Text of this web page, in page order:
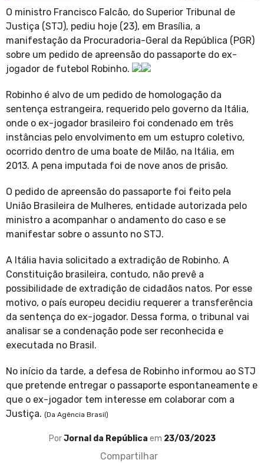
O ministro Francisco Falcão, do Superior Tribunal de
Justiça (STJ), pediu hoje (23), em Brasília, a
manifestação da Procuradoria-Geral da República (PGR)
sobre um pedido de apreensão do passaporte do ex-
jogador de futebol Robinho.
Robinho é alvo de um pedido de homologação da
sentença estrangeira, requerido pelo governo da Itália,
onde o ex-jogador brasileiro foi condenado em três
instâncias pelo envolvimento em um estupro coletivo,
ocorrido dentro de uma boate de Milão, na Itália, em
2013. A pena imputada foi de nove anos de prisão.
O pedido de apreensão do passaporte foi feito pela
União Brasileira de Mulheres, entidade autorizada pelo
ministro a acompanhar o andamento do caso e se
manifestar sobre o assunto no STJ.
A Itália havia solicitado a extradição de Robinho. A
Constituição brasileira, contudo, não prevê a
possibilidade de extradição de cidadãos natos. Por esse
motivo, o país europeu decidiu requerer a transferência
da sentença do ex-jogador. Dessa forma, o tribunal vai
analisar se a condenação pode ser reconhecida e
executada no Brasil.
No início da tarde, a defesa de Robinho informou ao STJ
que pretende entregar o passaporte espontaneamente e
que o ex-jogador tem interesse em colaborar com a
Justiça. (Da Agência Brasil)
PorJornal da República em 23/03/2023
Compartilhar